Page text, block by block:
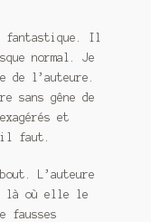
fantastique. Il
normal. Je
de l’auteure.
sans gêne de
et
il faut.
L’auteure
là où elle le
fausses